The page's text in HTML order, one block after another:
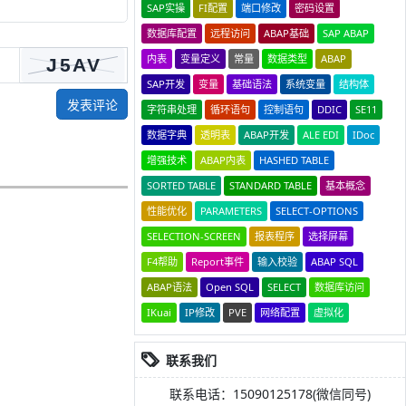
发表评论
SAP实操
FI配置 端口修改
密码设置
数据库配置
远程访问 ABAP基础
SAP ABAP
内表
变量定义 常量 数据类型
ABAP
SAP开发
变量 基础语法 系统变量
结构体
字符串处理
循环语句 控制语句 DDIC
SE11
数据字典
透明表 ABAP开发 ALE EDI
IDoc
增强技术
ABAP内表
HASHED TABLE
SORTED TABLE
STANDARD TABLE
基本概念
性能优化
PARAMETERS
SELECT-OPTIONS
SELECTION-SCREEN
报表程序
选择屏幕
F4帮助
Report事件 输入校验
ABAP SQL
ABAP语法
Open SQL SELECT
数据库访问
IKuai
IP修改 PVE 网络配置 虚拟化
联系我们
联系电话：15090125178(微信同号)